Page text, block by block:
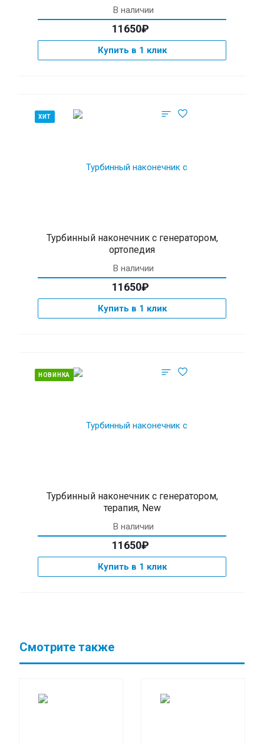
В наличии
11650₽
Купить в 1 клик
ХИТ
Турбинный наконечник с генератором,
ортопедия
В наличии
11650₽
Купить в 1 клик
НОВИНКА
Турбинный наконечник с генератором,
терапия, New
В наличии
11650₽
Купить в 1 клик
Смотрите также